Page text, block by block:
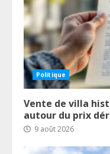
Politique
Vente de villa
autour du prix
9 août 2026